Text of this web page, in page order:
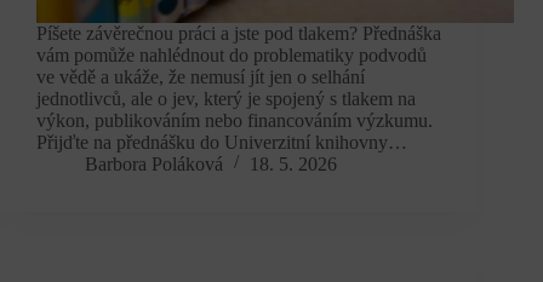
Píšete závěrečnou práci a jste pod tlakem? Přednáška
vám pomůže nahlédnout do problematiky podvodů
ve vědě a ukáže, že nemusí jít jen o selhání
jednotlivců, ale o jev, který je spojený s tlakem na
výkon, publikováním nebo financováním výzkumu.
Přijďte na přednášku do Univerzitní knihovny…
Barbora Poláková
18. 5. 2026